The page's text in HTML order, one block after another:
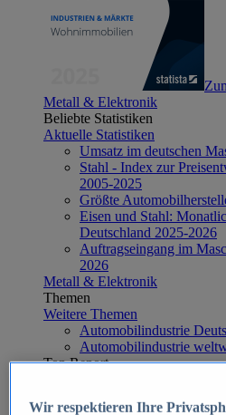
Metall & Elektronik
Beliebte Statistiken
Aktuelle Statistiken
Umsatz im deutschen
Stahl - Index zur
2005-2025
Größte
Eisen und Stahl:
Deutschland 2025-2026
Auftragseingang im
2026
Metall & Elektronik
Themen
Weitere Themen
Automobilindustrie
Automobilindustrie
Top Report
Wir respektieren Ihre